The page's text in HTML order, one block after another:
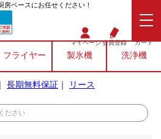
ベースにお任せください！
マイページ会員登録 カート
フライヤー 製氷機 洗浄機
｜ 長期無料保証 ｜ リース